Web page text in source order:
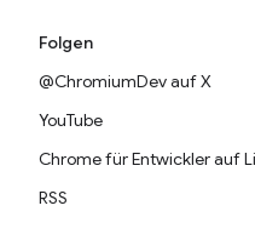
Folgen
@ChromiumDev auf X
YouTube
Chrome für Entwickler auf
RSS